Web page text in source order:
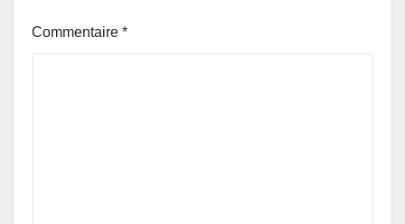
Commentaire *